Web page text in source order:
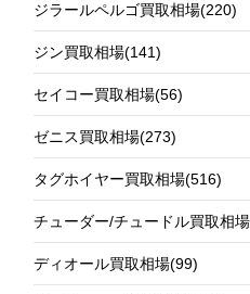
ジラールペルゴ買取相場(220)
ジン買取相場(141)
セイコー買取相場(56)
ゼニス買取相場(273)
タグホイヤー買取相場(516)
チューダー/チュードル買取相場
ディオール買取相場(99)